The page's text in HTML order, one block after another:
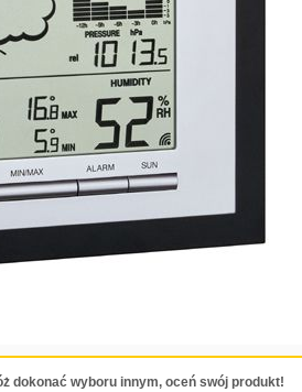
dokonać wyboru innym, oceń swój produkt!